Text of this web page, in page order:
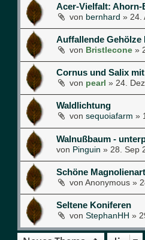
Acer-Vielfalt:
von bernhard » 24.
Auffallende Gehölze
von Bristlecone »
Cornus und Salix
von pearl » 24.
Waldlichtung
von sequoiafarm »
Walnußbaum -
von Pinguin » 28. Sep
Schöne
von Anonymous »
Seltene Koniferen
von StephanHH »